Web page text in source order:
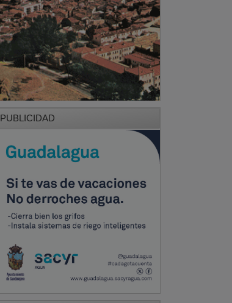
PUBLICIDAD